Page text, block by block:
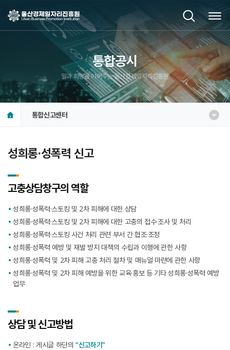
통합공시
일과 희망을 이어주는 울산경제일자리진흥원
통합신고센터
성희롱·성폭력 신고
고충상담창구의 역할
성희롱·성폭력·스토킹 및 2차 피해에 대한 상담
성희롱·성폭력·스토킹 및 2차 피해에 대한 고충의 접수·조사 및 처리
성희롱·성폭력·스토킹 사건 처리 관련 부서 간 협조·조정
성희롱·성폭력 예방 및 재발 방지 대책의 수립과 이행에 관한 사항
성희롱·성폭력 및 2차 피해 고충 처리 절차 및 매뉴얼 마련에 관한 사항
성희롱·성폭력 및 2차 피해 예방을 위한 교육·홍보 등 기타 성희롱·성폭력 예방
업무
상담 및 신고방법
온라인 : 게시글 하단의“신고하기”